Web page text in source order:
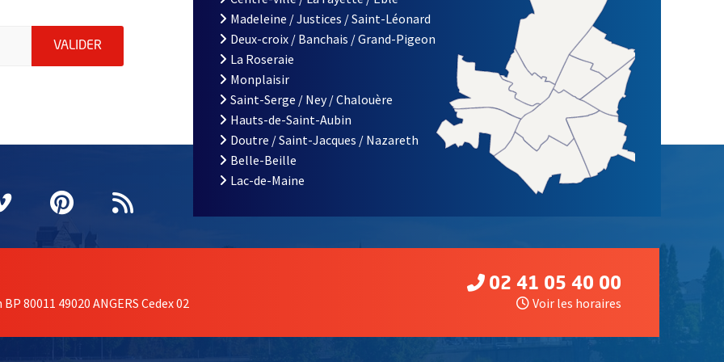
indiquez votre email (champ obligatoire)
VALIDER ENVOYER MA DEMANDE D'INSCRIPTION À LA LETTRE D'INFORMATION DE LA VILLE D'ANGERS
fenêtrefenêtre
une nouvelle fenêtre
Vimeo
, Ouvre une nouvelle fenêtre
Pinterest
, Ouvre une nouvelle fenêtre
Flux RSS
Madeleine / Justices / Saint-Léonard
Deux-croix / Banchais / Grand-Pigeon
La Roseraie
Monplaisir
Saint-Serge / Ney / Chalouère
Hauts-de-Saint-Aubin
Doutre / Saint-Jacques / Nazareth
Belle-Beille
Lac-de-Maine
80011 49020 ANGERS Cedex 02
02 41 05 40 00
Voir les horaires